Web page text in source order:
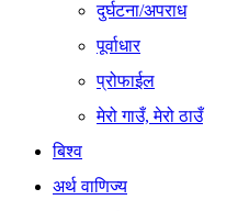
दुर्घटना/अपराध
पूर्वाधार
प्रोफाईल
मेरो गाउँ, मेरो ठाउँ
बिश्व
अर्थ वाणिज्य